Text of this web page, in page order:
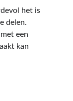
het is
delen.
een
kan